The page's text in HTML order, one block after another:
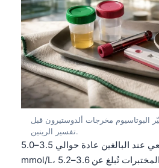
البوتاسيوم مخرجات ألدوستيرون قبل
تفسير الرينين.
البوتاسيوم الطبيعي عند البالغين عادة حوالي 3.5–5.0
mmol/L، رغم أن بعض المختبرات تُبلغ عن 3.6–5.2 mmol/L.